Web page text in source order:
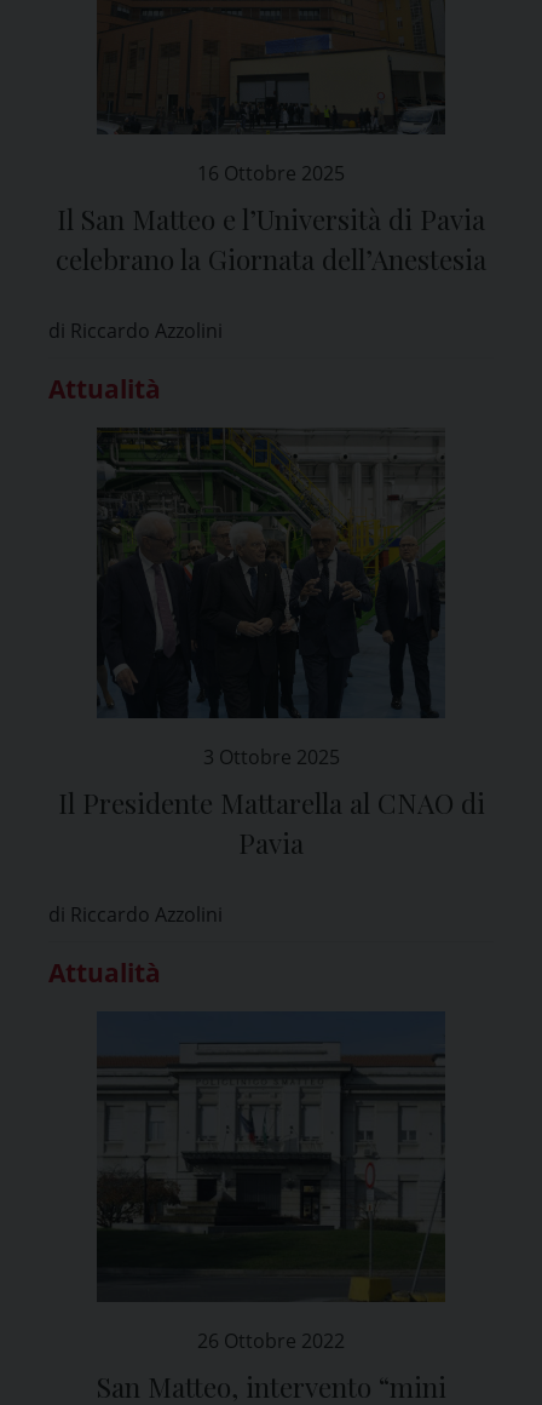
16 Ottobre 2025
Il San Matteo e l’Università di Pavia
celebrano la Giornata dell’Anestesia
di Riccardo Azzolini
Attualità
3 Ottobre 2025
Il Presidente Mattarella al CNAO di
Pavia
di Riccardo Azzolini
Attualità
26 Ottobre 2022
San Matteo, intervento “mini